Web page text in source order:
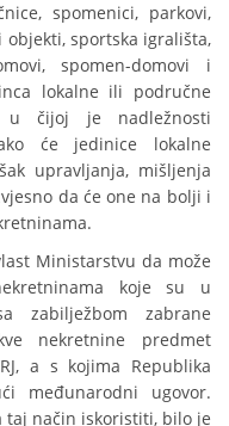
spomenici, parkovi,
sportska igrališta,
spomen-domovi i
lokalne ili područne
u čijoj je nadležnosti
će jedinice lokalne
upravljanja, mišljenja
da će one na bolji i
Ministarstvu da može
koje su u
zabilježbom zabrane
nekretnine predmet
a s kojima Republika
međunarodni ugovor.
način iskoristiti, bilo je